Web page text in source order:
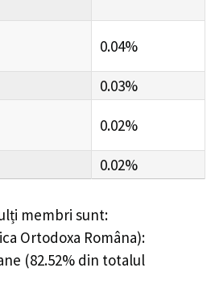
0.04%
0.03%
0.02%
0.02%
membri sunt:
Ortodoxa Româna):
(82.52% din totalul